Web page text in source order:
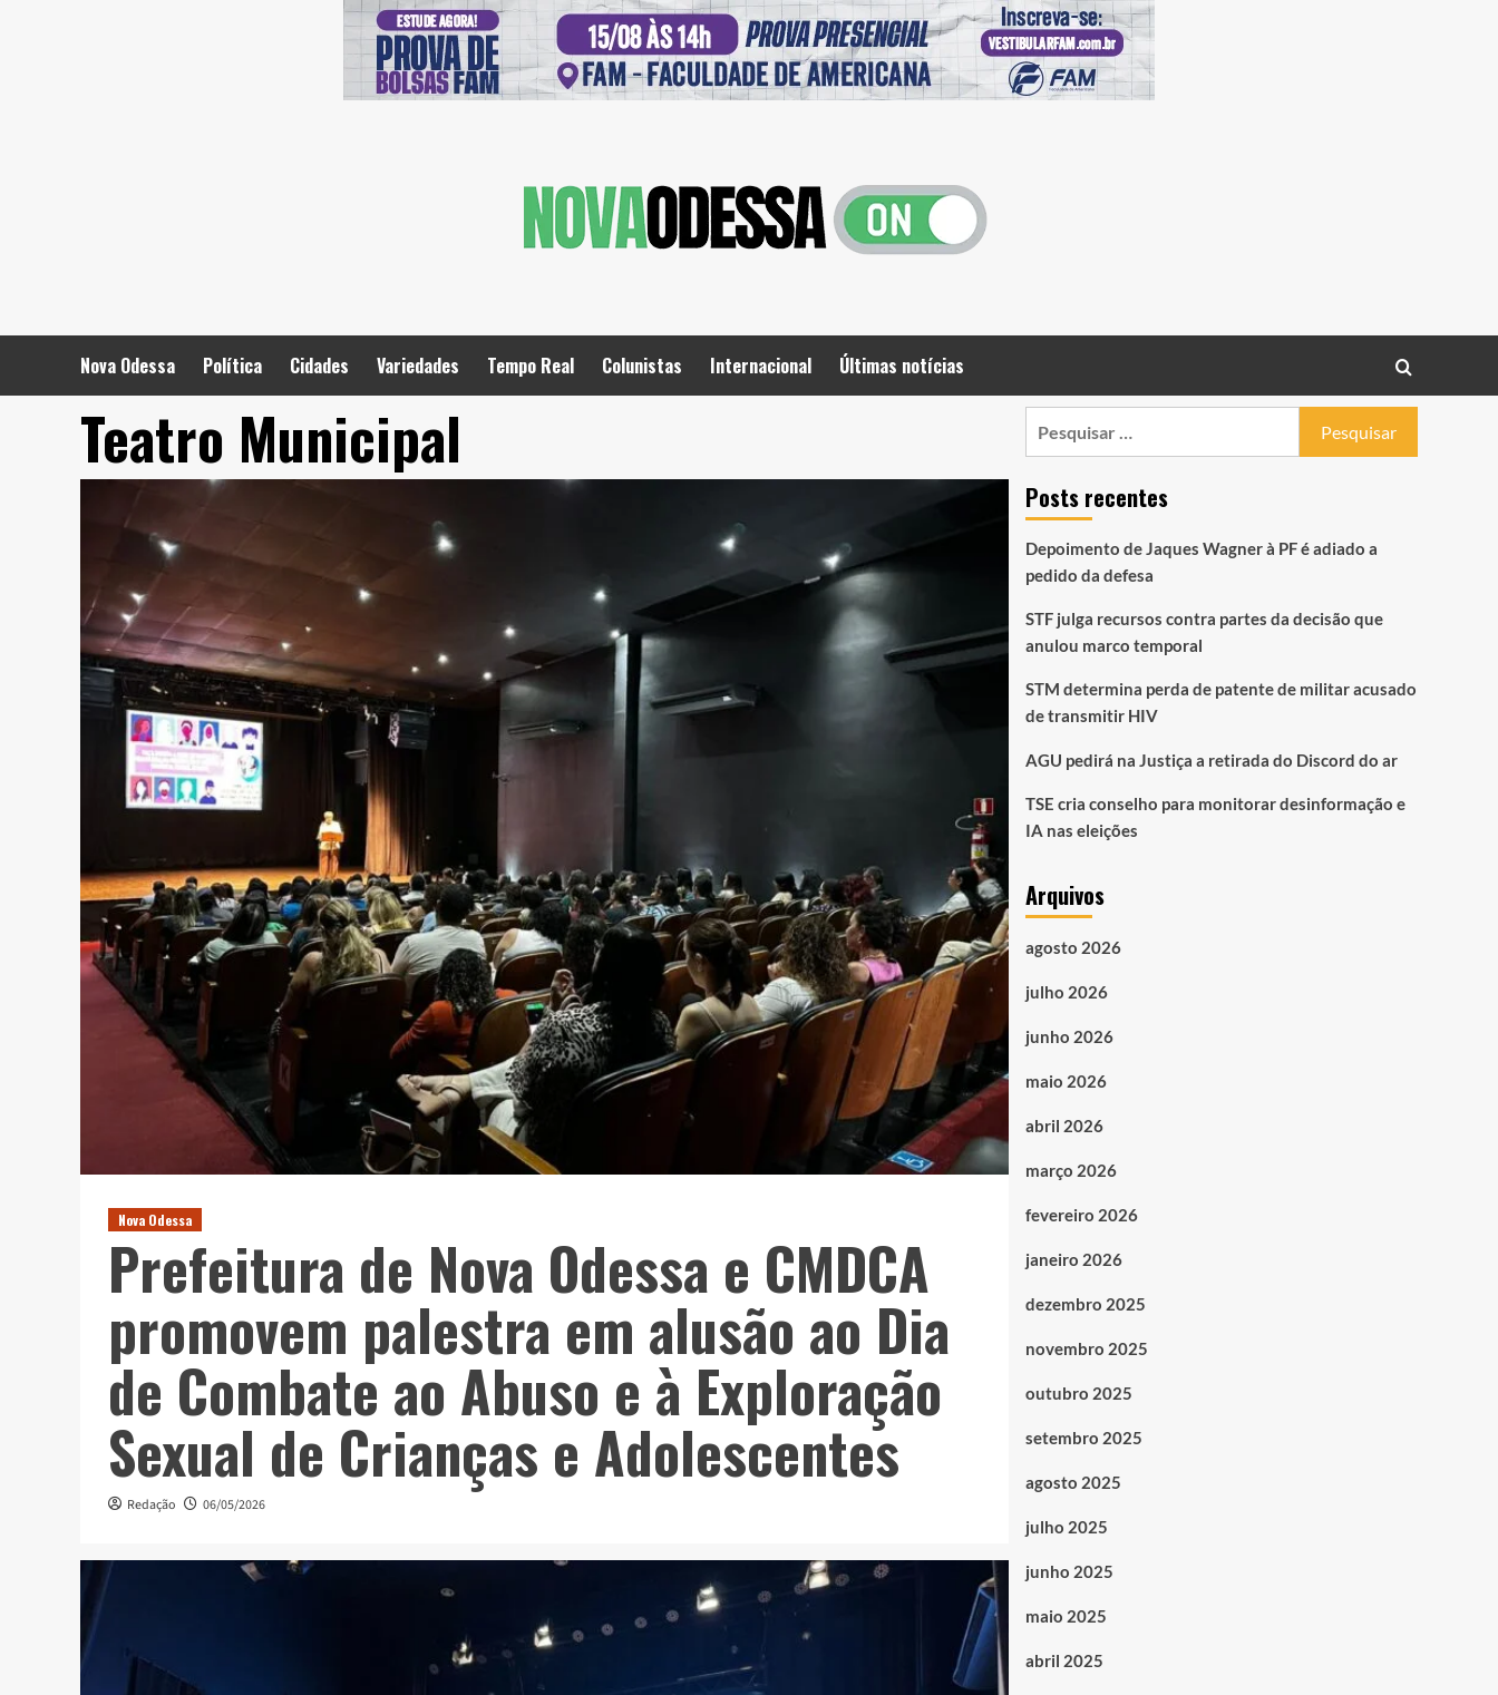
Nova Odessa Política Cidades Variedades Tempo Real Colunistas Internacional Últimas notícias
Teatro Municipal
Nova Odessa
Prefeitura de Nova Odessa e CMDCA
promovem palestra em alusão ao Dia
de Combate ao Abuso e à Exploração
Sexual de Crianças e Adolescentes
Redação 06/05/2026
Posts recentes
Depoimento de Jaques Wagner à PF é adiado a
pedido da defesa
STF julga recursos contra partes da decisão que
anulou marco temporal
STM determina perda de patente de militar acusado
de transmitir HIV
AGU pedirá na Justiça a retirada do Discord do ar
TSE cria conselho para monitorar desinformação e
IA nas eleições
Arquivos
agosto 2026
julho 2026
junho 2026
maio 2026
abril 2026
março 2026
fevereiro 2026
janeiro 2026
dezembro 2025
novembro 2025
outubro 2025
setembro 2025
agosto 2025
julho 2025
junho 2025
maio 2025
abril 2025